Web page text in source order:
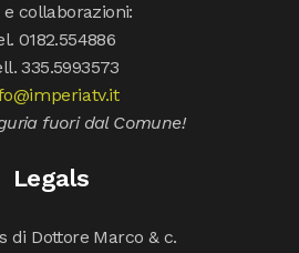
e collaborazioni:
0182.554886
335.5993573
fuori dal Comune!
Legals
di Dottore Marco & c.